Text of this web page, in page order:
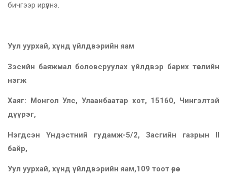
бичгээр ирүүлнэ.
Уул уурхай, хүнд үйлдвэрийн яам
Зэсийн баяжмал боловсруулах үйлдвэр барих төслийн
нэгж
Хаяг: Монгол Улс, Улаанбаатар хот, 15160, Чингэлтэй
дүүрэг,
Нэгдсэн Үндэстний гудамж-5/2, Засгийн газрын II
байр,
Уул уурхай, хүнд үйлдвэрийн яам,109 тоот өрөө